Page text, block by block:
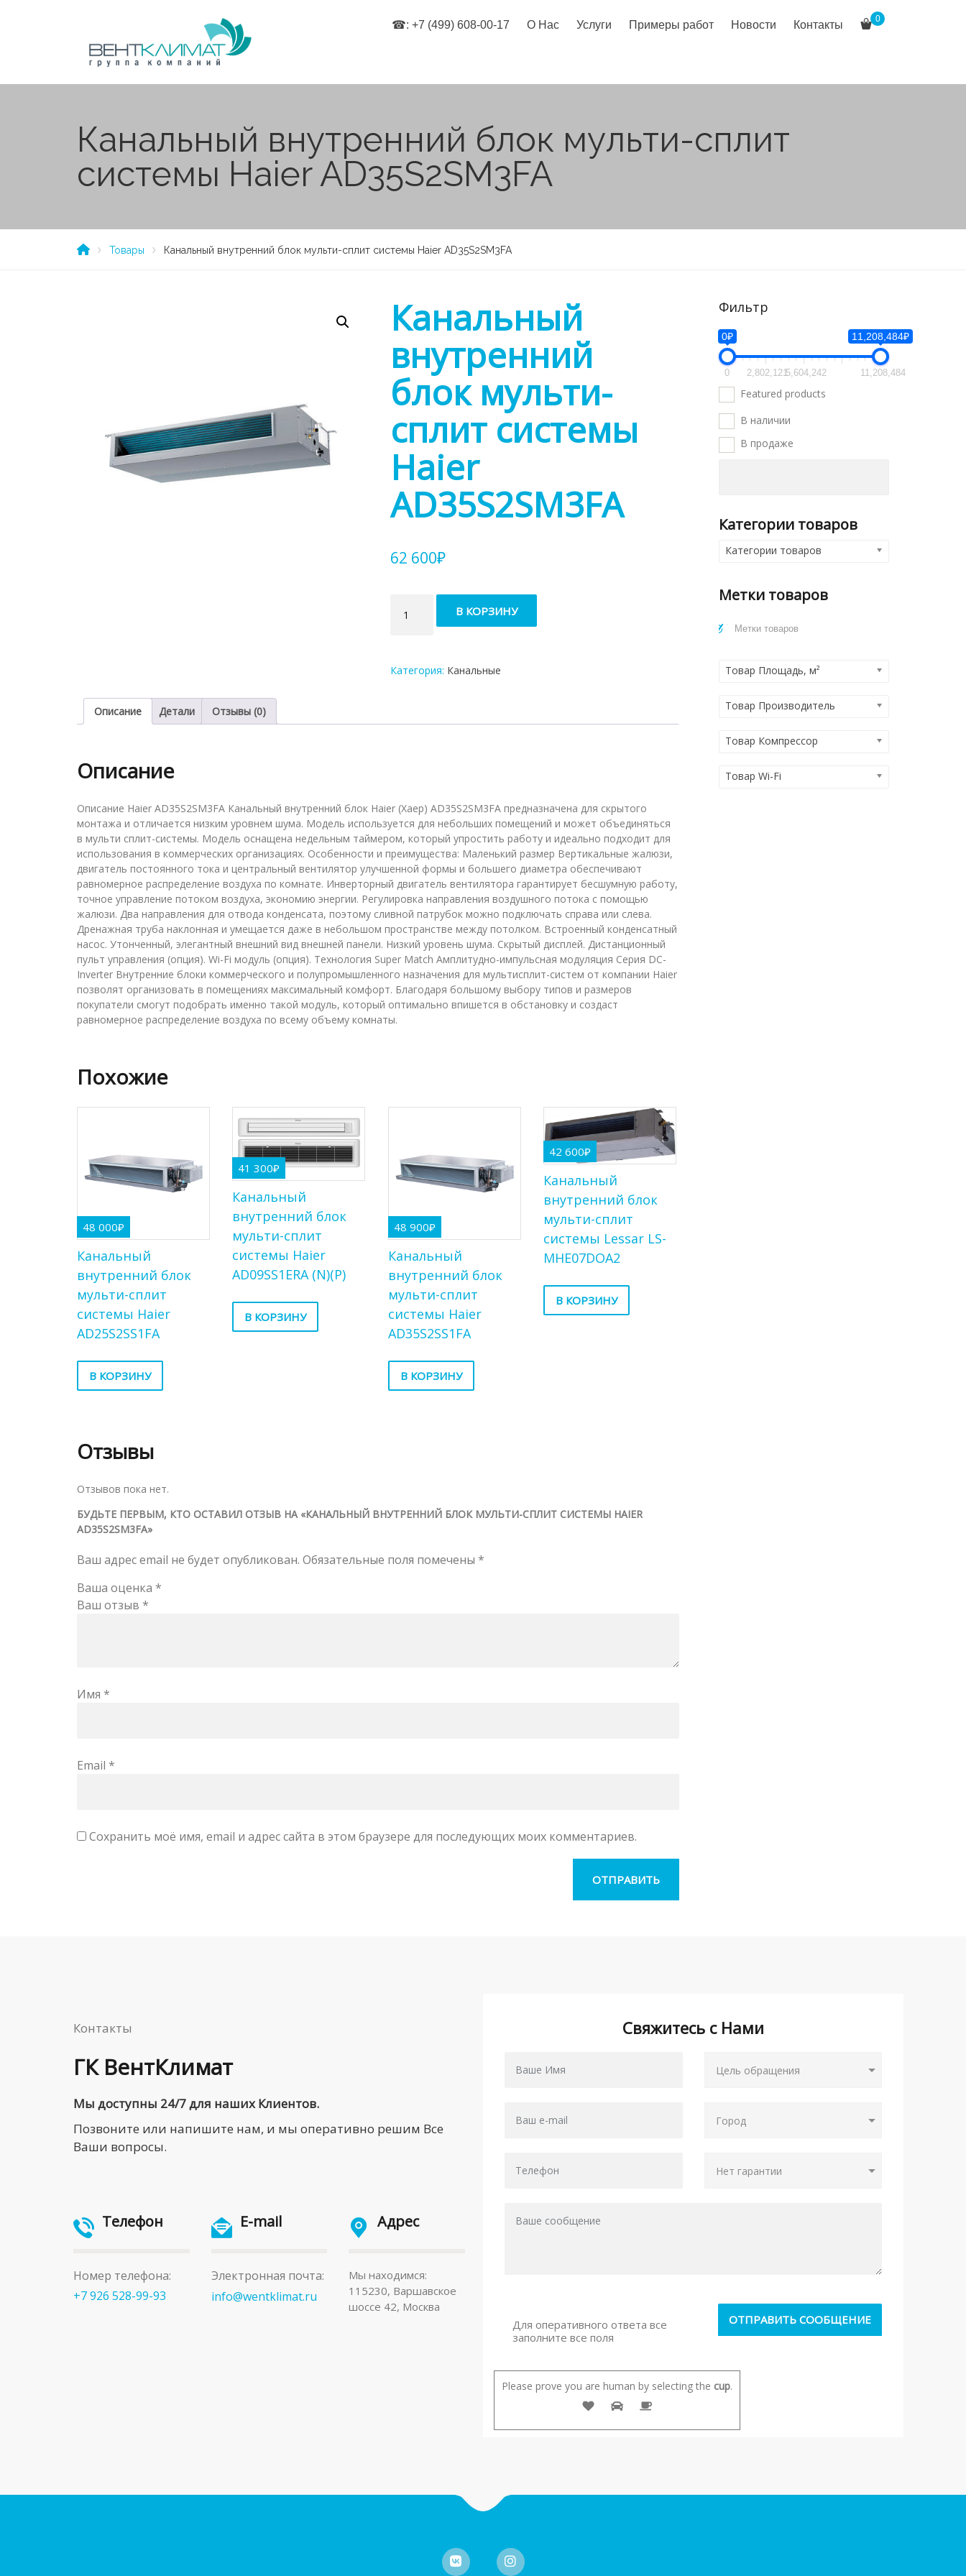
☎: +7 (499) 608-00-17 О Нас Услуги Примеры работ Новости Контакты 0
Канальный внутренний блок мульти-сплит
системы Haier AD35S2SM3FA
Товары Канальный внутренний блок мульти-сплит системы Haier AD35S2SM3FA
Канальный
внутренний
блок мульти-
сплит системы
Haier
AD35S2SM3FA
62 600₽
товара
Канальный
мульти-
Haier
В КОРЗИНУ
Категория: Канальные
Описание Детали Отзывы (0)
Описание
Описание Haier AD35S2SM3FA Канальный внутренний блок Haier (Хаер) AD35S2SM3FA предназначена для скрытого
монтажа и отличается низким уровнем шума. Модель используется для небольших помещений и может объединяться
в мульти сплит-системы. Модель оснащена недельным таймером, который упростить работу и идеально подходит для
использования в коммерческих организациях. Особенности и преимущества: Маленький размер Вертикальные жалюзи,
двигатель постоянного тока и центральный вентилятор улучшенной формы и большего диаметра обеспечивают
равномерное распределение воздуха по комнате. Инверторный двигатель вентилятора гарантирует бесшумную работу,
точное управление потоком воздуха, экономию энергии. Регулировка направления воздушного потока с помощью
жалюзи. Два направления для отвода конденсата, поэтому сливной патрубок можно подключать справа или слева.
Дренажная труба наклонная и умещается даже в небольшом пространстве между потолком. Встроенный конденсатный
насос. Утонченный, элегантный внешний вид внешней панели. Низкий уровень шума. Скрытый дисплей. Дистанционный
пульт управления (опция). Wi-Fi модуль (опция). Технология Super Match Амплитудно-импульсная модуляция Серия DC-
Inverter Внутренние блоки коммерческого и полупромышленного назначения для мультисплит-систем от компании Haier
позволят организовать в помещениях максимальный комфорт. Благодаря большому выбору типов и размеров
покупатели смогут подобрать именно такой модуль, который оптимально впишется в обстановку и создаст
равномерное распределение воздуха по всему объему комнаты.
Похожие
48 000₽
Канальный
внутренний блок
мульти-сплит
системы Haier
AD25S2SS1FA
В КОРЗИНУ
41 300₽
Канальный
внутренний блок
мульти-сплит
системы Haier
AD09SS1ERA (N)(P)
В КОРЗИНУ
48 900₽
Канальный
внутренний блок
мульти-сплит
системы Haier
AD35S2SS1FA
В КОРЗИНУ
42 600₽
Канальный
внутренний блок
мульти-сплит
системы Lessar LS-
MHE07DOA2
В КОРЗИНУ
Отзывы
Отзывов пока нет.
БУДЬТЕ ПЕРВЫМ, КТО ОСТАВИЛ ОТЗЫВ НА «КАНАЛЬНЫЙ ВНУТРЕННИЙ БЛОК МУЛЬТИ-СПЛИТ СИСТЕМЫ HAIER
AD35S2SM3FA»
Ваш адрес email не будет опубликован. Обязательные поля помечены *
Ваша оценка *
Ваш отзыв *
Имя *
Email *
Сохранить моё имя, email и адрес сайта в этом браузере для последующих моих комментариев.
Фильтр
0₽ 11,208,484₽
0 2,802,1215,604,242 11,208,484
Featured products
В наличии
В продаже
Категории товаров
Категории товаров
Метки товаров
Товар Площадь, м²
Товар Производитель
Товар Компрессор
Товар Wi-Fi
Контакты
ГК ВентКлимат
Мы доступны 24/7 для наших Клиентов.
Позвоните или напишите нам, и мы оперативно решим Все
Ваши вопросы.
Телефон
Номер телефона:
+7 926 528-99-93
E-mail
Электронная почта:
info@wentklimat.ru
Адрес
Мы находимся:
115230, Варшавское
шоссе 42, Москва
Свяжитесь с Нами
Для оперативного ответа все
заполните все поля
Please prove you are human by selecting the cup.